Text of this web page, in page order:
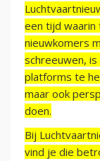
een tijd waarin
nieuwkomers
schreeuwen,
platforms te
maar ook
doen.
Bij
vind je die